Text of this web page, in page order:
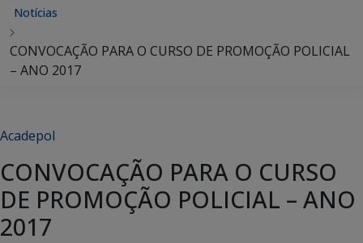
Notícias
CONVOCAÇÃO PARA O CURSO DE PROMOÇÃO POLICIAL
– ANO 2017
Acadepol
CONVOCAÇÃO PARA O CURSO
DE PROMOÇÃO POLICIAL – ANO
2017